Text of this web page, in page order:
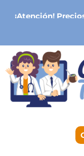
¡Atención!